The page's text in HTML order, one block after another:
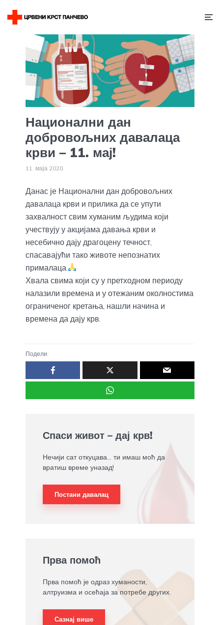
Национални дан
добровољних давалаца
крви – 11. мај!
11. маја 2020.
Данас је Национални дан добровољних
давалаца крви и прилика да се упути
захвалност свим хуманим људима који
учествују у акцијама давања крви и
несебично дају драгоцену течност,
спасавајући тако животе непознатих
прималаца.
Хвала свима који су у претходном периоду
налазили времена и у отежаним околностима
ограниченог кретања, нашли начина и
времена да дају крв.
Подели:
Спаси живот – дај крв!
Нечији сат откуцава... ти имаш моћ да
вратиш време уназад!
Постани давалац
Прва помоћ
Прва помоћ је одраз хуманости,
алтруизма и осећаја за потребе других.
Сазнај више